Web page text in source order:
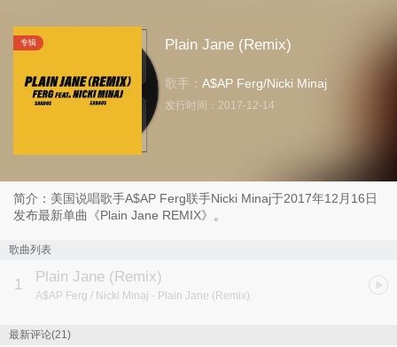
专辑 Plain Jane (Remix)
歌手： A$AP Ferg/Nicki Minaj
发行时间： 2017-12-14
简介：美国说唱歌手A$AP Ferg联手Nicki Minaj于2017年12月16日
发布最新单曲《Plain Jane REMIX》。
歌曲列表
1 Plain Jane (Remix)
A$AP Ferg / Nicki Minaj - Plain Jane (Remix)
最新评论(21)